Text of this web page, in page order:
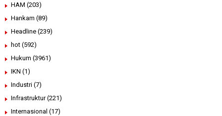
HAM (203)
Hankam (89)
Headline (239)
hot (592)
Hukum (3961)
IKN (1)
Industri (7)
Infrastruktur (221)
Internasional (17)